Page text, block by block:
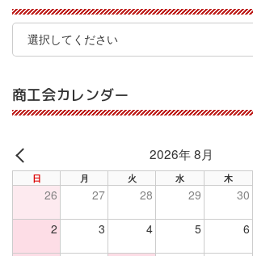
商工会カレンダー
PREV
2026年 8月
日 月 火 水 木
26 27 28 29 30
2 3 4 5 6